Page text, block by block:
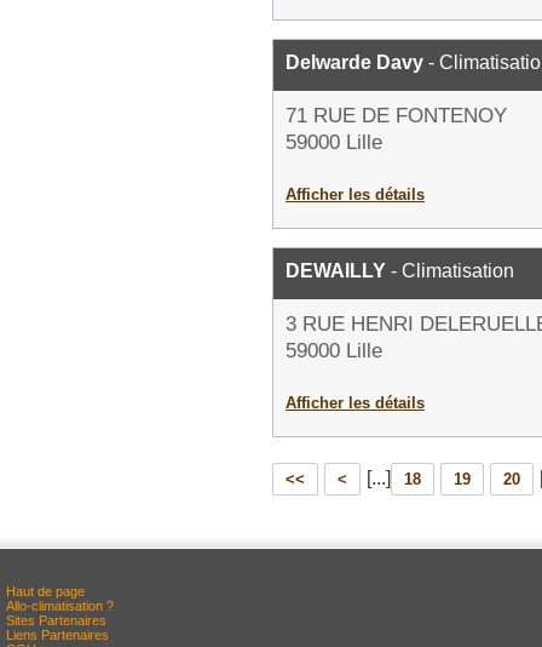
Delwarde Davy -
71 RUE DE FONTENOY
59000 Lille
Afficher les détails
DEWAILLY - Climatisation
3 RUE HENRI
59000 Lille
Afficher les détails
<< < [...] 18 19 20
Haut de page
Allo-climatisation ?
Sites Partenaires
Liens Partenaires